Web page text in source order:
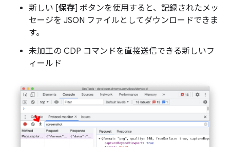
新しい [保存] ボタンを使用すると、記録されたメッ
セージを JSON ファイルとしてダウンロードできま
す。
未加工の CDP コマンドを直接送信できる新しいフ
ィールド